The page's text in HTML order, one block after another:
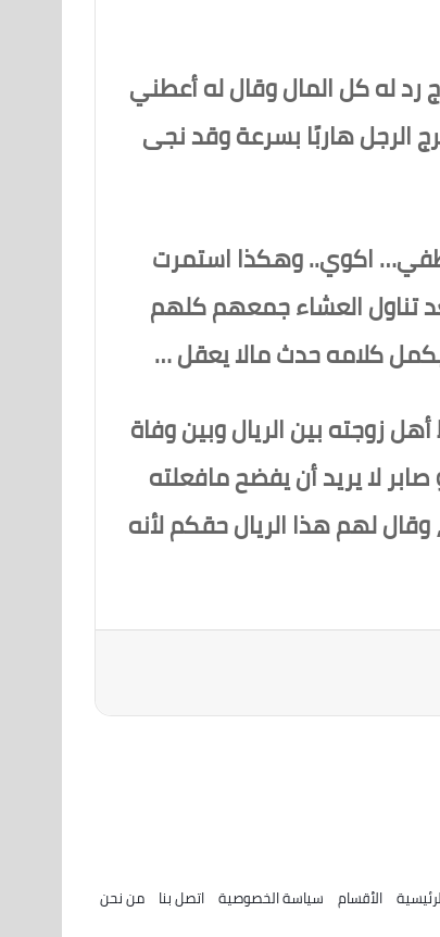
له كل المال وقال له أعطني
الرجل هاربًا بسرعة وقد نجى
اكوي.. وهكذا استمرت
تناول العشاء جمعهم كلهم
كلامه حدث مالا يعقل …
زوجته بين الريال وبين وفاة
لا يريد أن يفضح مافعلته
لهم هذا الريال حقكم لأنه
الأقسام سياسة الخصوصية اتصل بنا من نحن